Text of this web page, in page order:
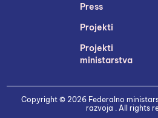
Press
Projekti
Projekti
ministarstva
Copyright © 2026 Federalno
razvoja . All rights